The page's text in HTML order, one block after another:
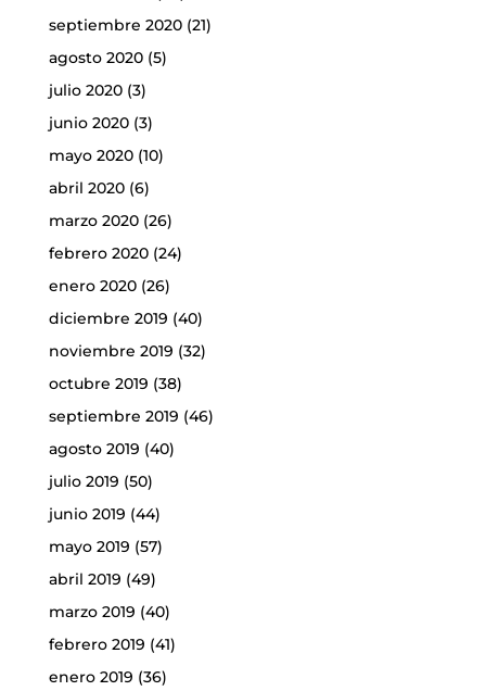
septiembre 2020(21)
agosto 2020(5)
julio 2020(3)
junio 2020(3)
mayo 2020(10)
abril 2020(6)
marzo 2020(26)
febrero 2020(24)
enero 2020(26)
diciembre 2019 (40)
noviembre 2019 (32)
octubre 2019 (38)
septiembre 2019 (46)
agosto 2019 (40)
julio 2019 (50)
junio 2019 (44)
mayo 2019 (57)
abril 2019 (49)
marzo 2019 (40)
febrero 2019 (41)
enero 2019 (36)